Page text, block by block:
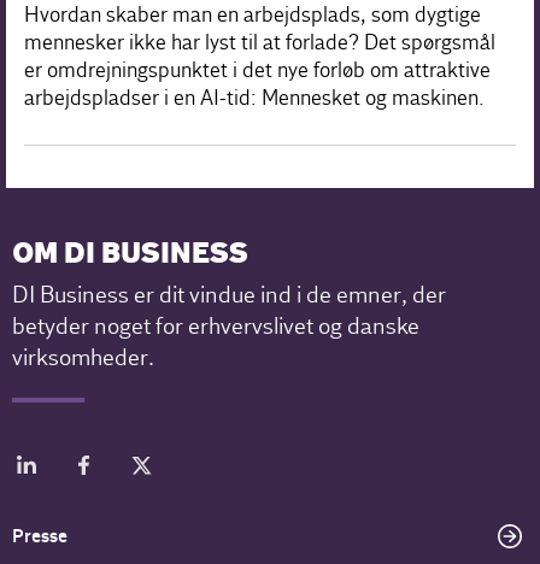
Hvordan skaber man en arbejdsplads, som dygtige
mennesker ikke har lyst til at forlade? Det spørgsmål
er omdrejningspunktet i det nye forløb om attraktive
arbejdspladser i en AI-tid: Mennesket og maskinen.
OM DI BUSINESS
DI Business er dit vindue ind i de emner, der
betyder noget for erhvervslivet og danske
virksomheder.
Presse